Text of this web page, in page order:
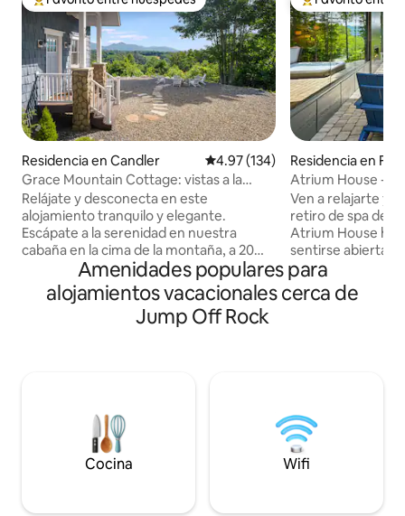
De los mejores en Favorito entre huéspedes
Residencia en Candler Calificación promedio: 4.97 de
4.97 (134)
Grace Mountain Cottage: vistas a la
montaña/tranquila y privada
Relájate y desconecta en este
alojamiento tranquilo y elegante.
Escápate a la serenidad en nuestra
cabaña en la cima de la montaña, a 20
minutos de Asheville. Disfruta de las
vistas panorámicas a la montaña desde
cada rincón de este encantador refugio.
Relájate junto al fuego al aire libre,
perfecta para una familia o amigos que
buscan tranquilidad y el abrazo de la
naturaleza. ¡Experimenta la esencia de la
vida de montaña con comodidad y estilo!
De los mejores
Residencia en
Atrium House -
Ven a relajarte y
retiro de spa de
Atrium House ha
sentirse abierta
montañoso y, al
permitirte
Nuestro jacuzzi
poco más de 15
centro de
Hendersonville,
Asheville y
Amenidades populares para
alojamientos vacacionales cerca de
Jump Off Rock
Cocina Wifi